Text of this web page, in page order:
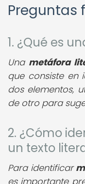
Preguntas
1. ¿Qué es
Una metáfora
que consiste en
dos elementos,
de otro para
2. ¿Cómo
un texto
Para identificar
es importante